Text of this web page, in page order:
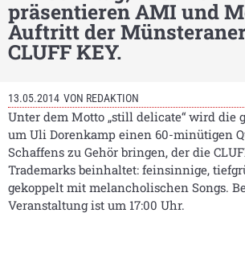
präsentieren AMI und
Auftritt der
CLUFF KEY.
13.05.2014 VON REDAKTION
Unter dem Motto „still delicate“ wird die
um Uli Dorenkamp einen 60-minütigen
Schaffens zu Gehör bringen, der die
Trademarks beinhaltet: feinsinnige,
gekoppelt mit melancholischen Songs.
Veranstaltung ist um 17:00 Uhr.